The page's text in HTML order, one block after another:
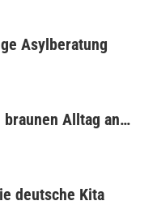
Asylberatung
Alltag an…
deutsche Kita